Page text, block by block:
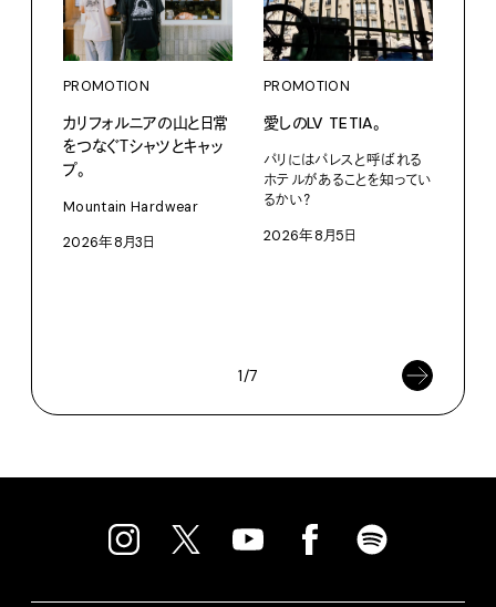
PROMOTION
カリフォルニアの山と日常
をつなぐＴシャツとキャッ
プ。
Mountain Hardwear
2026年8月3日
PROMOTION
愛しのLV TETIA。
パリにはパレスと呼ばれる
ホテルがあることを知ってい
るかい？
2026年8月5日
1/7